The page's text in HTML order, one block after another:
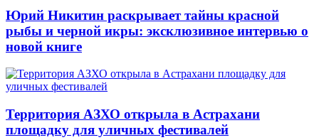
Юрий Никитин раскрывает тайны красной
рыбы и черной икры: эксклюзивное интервью о
новой книге
Территория АЗХО открыла в Астрахани
площадку для уличных фестивалей